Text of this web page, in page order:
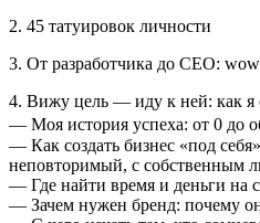
2. 45 татуировок личности
3. От разработчика до СЕО:
4. Вижу цель — иду к ней: как я
— Моя история успеха: от 0 до
— Как создать бизнес «под
неповторимый, с собственным
— Где найти время и деньги на
— Зачем нужен бренд: почему он